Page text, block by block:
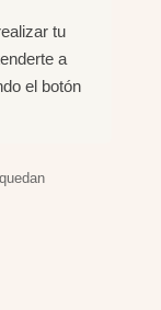
tu
a
el botón